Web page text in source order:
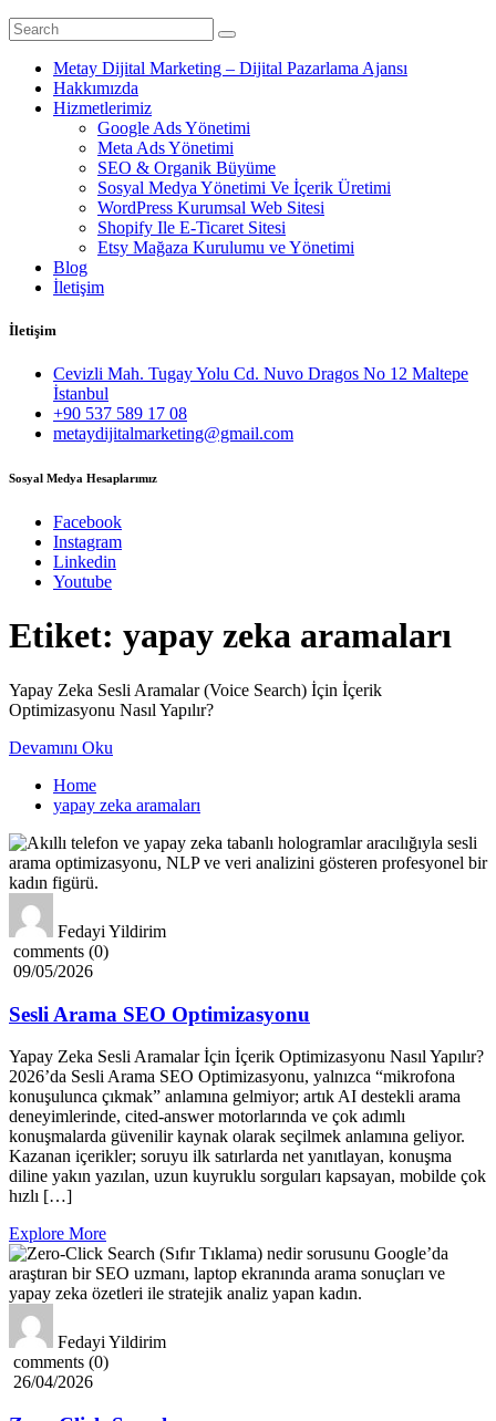
Metay Dijital Marketing – Dijital Pazarlama Ajansı
Hakkımızda
Hizmetlerimiz
Google Ads Yönetimi
Meta Ads Yönetimi
SEO & Organik Büyüme
Sosyal Medya Yönetimi Ve İçerik Üretimi
WordPress Kurumsal Web Sitesi
Shopify Ile E-Ticaret Sitesi
Etsy Mağaza Kurulumu ve Yönetimi
Blog
İletişim
İletişim
Cevizli Mah. Tugay Yolu Cd. Nuvo Dragos No 12 Maltepe
İstanbul
+90 537 589 17 08
metaydijitalmarketing@gmail.com
Sosyal Medya Hesaplarımız
Facebook
Instagram
Linkedin
Youtube
Etiket: yapay zeka aramaları
Yapay Zeka Sesli Aramalar (Voice Search) İçin İçerik
Optimizasyonu Nasıl Yapılır?
Devamını Oku
Home
yapay zeka aramaları
Fedayi Yildirim
comments (0)
09/05/2026
Sesli Arama SEO Optimizasyonu
Yapay Zeka Sesli Aramalar İçin İçerik Optimizasyonu Nasıl Yapılır?
2026’da Sesli Arama SEO Optimizasyonu, yalnızca “mikrofona
konuşulunca çıkmak” anlamına gelmiyor; artık AI destekli arama
deneyimlerinde, cited-answer motorlarında ve çok adımlı
konuşmalarda güvenilir kaynak olarak seçilmek anlamına geliyor.
Kazanan içerikler; soruyu ilk satırlarda net yanıtlayan, konuşma
diline yakın yazılan, uzun kuyruklu sorguları kapsayan, mobilde çok
hızlı […]
Explore More
Fedayi Yildirim
comments (0)
26/04/2026